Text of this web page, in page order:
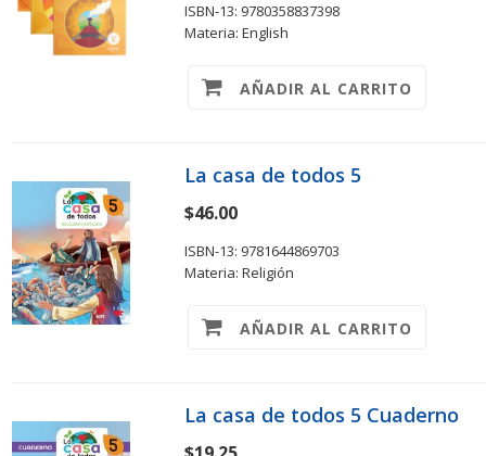
ISBN-13: 9780358837398
Materia: English
AÑADIR AL CARRITO
La casa de todos 5
$46.00
ISBN-13: 9781644869703
Materia: Religión
AÑADIR AL CARRITO
La casa de todos 5 Cuaderno